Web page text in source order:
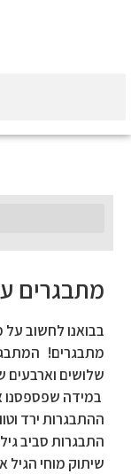
מתבגרים
בבואנו לחשוב
מתבגרים!
שלושים וארבעים
במידה שפספסנו
ההתבגרות ירד
שיתוק מוחי הגיל אף